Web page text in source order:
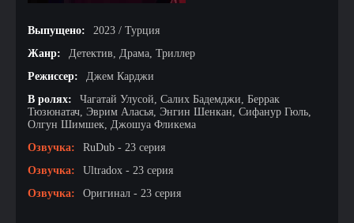
Выпущено:
2023 / Турция
Жанр:
Детектив, Драма, Триллер
Режиссер:
Джем Карджи
В ролях:
Чагатай Улусой, Салих Бадемджи, Беррак
Тюзюнатач, Эврим Аласья, Энгин Шенкан, Сифанур Гюль,
Олгун Шимшек, Джошуа Фликема
Озвучка:
RuDub - 23 серия
Озвучка:
Ultradox - 23 серия
Озвучка:
Оригинал - 23 серия